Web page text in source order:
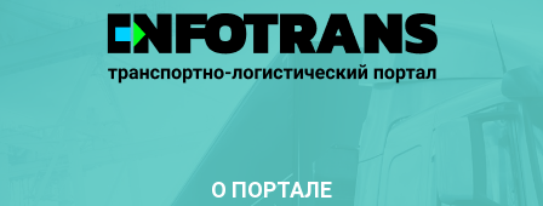
О ПОРТАЛЕ